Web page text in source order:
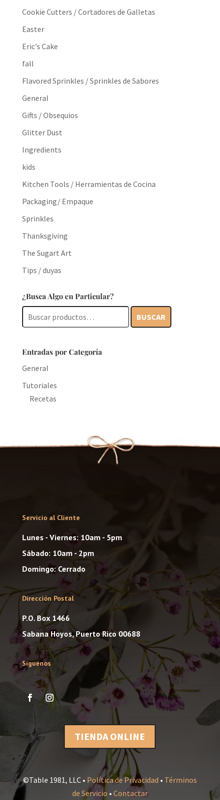
Cookie Cutters / Cortadores de Galletas
Easter
Eric's Cake
fall
Flavored Sprinkles / Sprinkles de Sabores
General
Gifts / Obsequios
Glitter Dust
Ingredients
kids
Kitchen Tools / Herramientas de Cocina
Packaging/ Empaque
Sprinkles
Thanksgiving
The Sugart Art
Tips / duyas
¿Busca Algo en Particular?
por:
BUSCAR
Entradas por Categoría
General
Tutoriales
Recetas
Servicio al Cliente
Lunes - Viernes: 10am - 5pm
Sábado: 10am - 2pm
Domingo: Cerrado
Dirección Postal
P.O. Box 1466
Sabana Hoyos, Puerto Rico 00688
Síguenos
TIENDA ONLINE
©Table 1981, LLC • Política de Privacidad • Términos
de Servicio • Contactar